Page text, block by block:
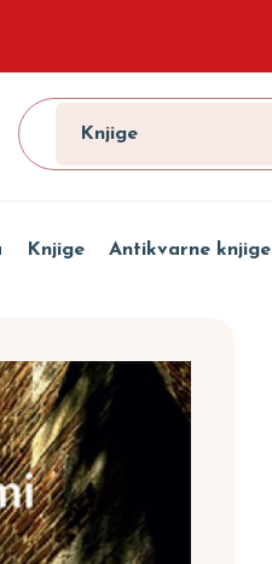
Knjige
Knjige Antikvarne knjige